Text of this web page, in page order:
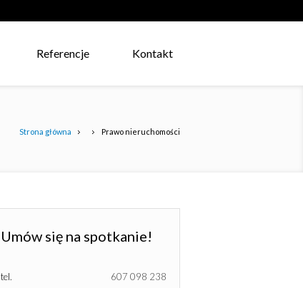
Referencje Kontakt
Strona główna Prawo nieruchomości
Umów się na spotkanie!
tel. 607 098 238